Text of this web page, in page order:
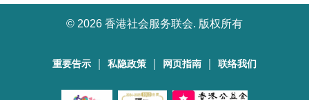
© 2026 香港社会服务联会. 版权所有
重要告示 私隐政策 网页指南 联络我们